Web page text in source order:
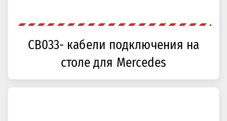
CB033- кабели подключения на
столе для Mercedes